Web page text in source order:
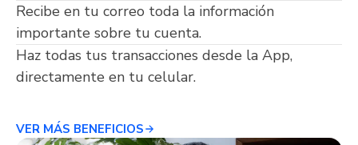
Recibe en tu correo toda la información
importante sobre tu cuenta.
Haz todas tus transacciones desde la App,
directamente en tu celular.
VER MÁS BENEFICIOS